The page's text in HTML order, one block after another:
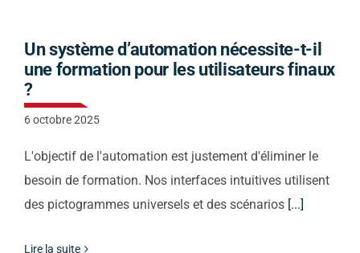
Un système d’automation nécessite-t-il
une formation pour les utilisateurs finaux
?
6 octobre 2025
L'objectif de l'automation est justement d'éliminer le
besoin de formation. Nos interfaces intuitives utilisent
des pictogrammes universels et des scénarios [...]
Lire la suite
Actualités
Télécharger notre